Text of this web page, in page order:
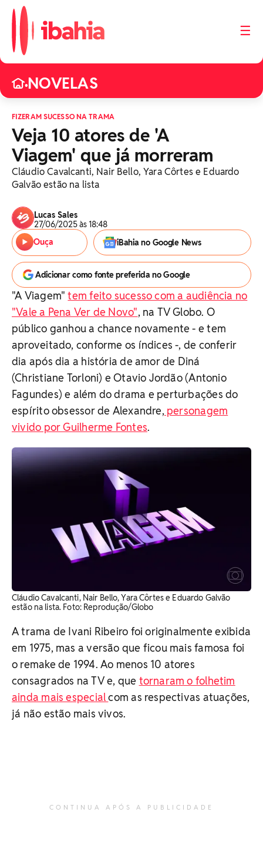
☰
•NOVELAS
FIZERAM SUCESSO NA TRAMA
Veja 10 atores de 'A
Viagem' que já morreram
Cláudio Cavalcanti, Nair Bello, Yara Côrtes e Eduardo
Galvão estão na lista
Lucas Sales
27/06/2025 às 18:48
Ouça
iBahia no Google News
Adicionar como fonte preferida no Google
"A Viagem"tem feito sucesso com a audiência no
"Vale a Pena Ver de Novo", na TV Globo. O
público ganhou a chance novamente - e tem
aproveitado, conforme os índices -, de conferir
dia após dia a história de amor de Diná
(Christiane Torloni) e Otavio Jordão (Antonio
Fagundes) e além do drama e perturbações do
espírito obsessor de Alexandre,personagem
vivido por Guilherme Fontes.
Cláudio Cavalcanti, Nair Bello, Yara Côrtes e Eduardo Galvão
estão na lista. Foto: Reprodução/Globo
A trama de Ivani Ribeiro foi originalmente exibida
em 1975, mas a versão que ficou mais famosa foi
o remake de 1994. Ao menos 10 atores
consagrados na TV e, que tornaram o folhetim
ainda mais especialcom as respectivas atuações,
já não estão mais vivos.
CONTINUA APÓS A PUBLICIDADE